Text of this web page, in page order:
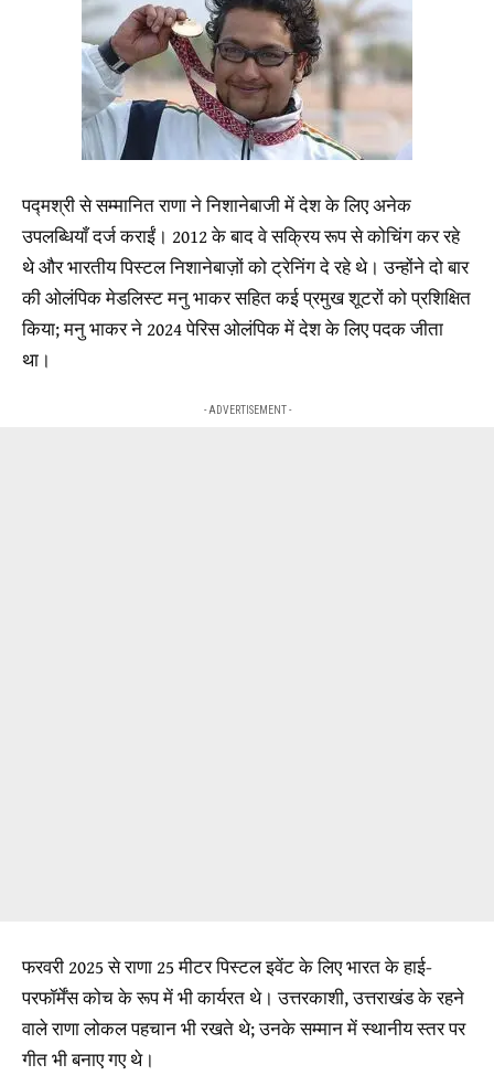
पद्मश्री से सम्मानित राणा ने निशानेबाजी में देश के लिए अनेक
उपलब्धियाँ दर्ज कराईं। 2012 के बाद वे सक्रिय रूप से कोचिंग कर रहे
थे और भारतीय पिस्टल निशानेबाज़ों को ट्रेनिंग दे रहे थे। उन्होंने दो बार
की ओलंपिक मेडलिस्ट मनु भाकर सहित कई प्रमुख शूटरों को प्रशिक्षित
किया; मनु भाकर ने 2024 पेरिस ओलंपिक में देश के लिए पदक जीता
था।
- ADVERTISEMENT -
फरवरी 2025 से राणा 25 मीटर पिस्टल इवेंट के लिए भारत के हाई-
परफॉर्मेंस कोच के रूप में भी कार्यरत थे। उत्तरकाशी, उत्तराखंड के रहने
वाले राणा लोकल पहचान भी रखते थे; उनके सम्मान में स्थानीय स्तर पर
गीत भी बनाए गए थे।